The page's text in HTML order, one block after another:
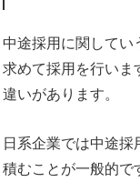
中途採用に関してい
求めて採用を行いま
違いがあります。
日系企業では中途
積むことが一般的で